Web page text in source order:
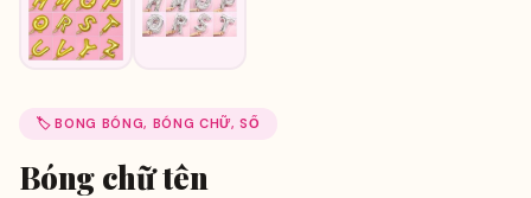
🏷️ BONG BÓNG, BÓNG CHỮ, SỐ
Bóng chữ tên